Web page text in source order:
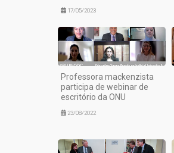
17/05/2023
Professora mackenzista
participa de webinar de
escritório da ONU
23/08/2022